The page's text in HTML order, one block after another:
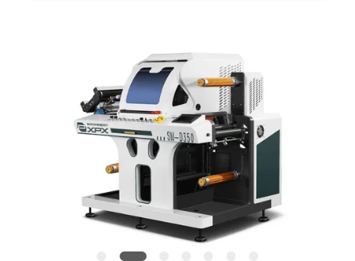
BIZIMLE
İLETIŞIM
HABERLER
VAKALAR